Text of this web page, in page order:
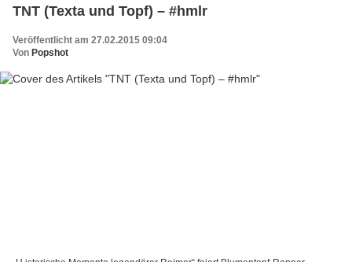
TNT (Texta und Topf) – #hmlr
Veröffentlicht am 27.02.2015 09:04
Von Popshot